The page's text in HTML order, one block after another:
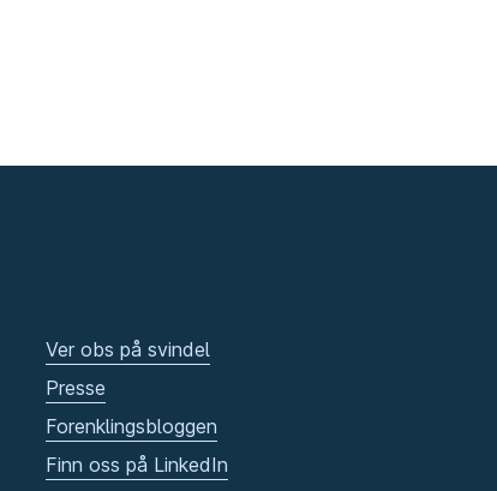
Ver obs på svindel
Presse
Forenklingsbloggen
Finn oss på LinkedIn